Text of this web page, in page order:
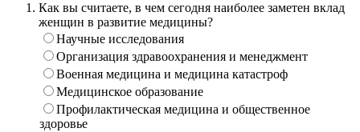
Как вы считаете, в чем сегодня наиболее заметен вклад
женщин в развитие медицины?
Научные исследования
Организация здравоохранения и менеджмент
Военная медицина и медицина катастроф
Медицинское образование
Профилактическая медицина и общественное
здоровье